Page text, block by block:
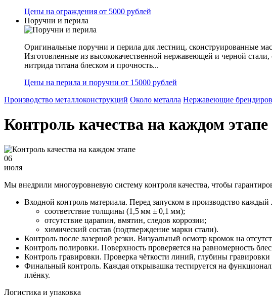
Цены на ограждения от 5000 рублей
Поручни и перила
Оригинальные поручни и перила для лестниц, сконструированные
Изготовленные из высококачественной нержавеющей и черной
нитрида титана блеском и прочность...
Цены на перила и поручни от 15000 рублей
Производство металлоконструкций Около металла Нержавеющие
Контроль качества на каждом этапе
06
июля
Мы внедрили многоуровневую систему контроля качества, чтобы
Входной контроль материала. Перед запуском в производство
соответствие толщины (1,5 мм ± 0,1 мм);
отсутствие царапин, вмятин, следов коррозии;
химический состав (подтверждение марки стали).
Контроль после лазерной резки. Визуальный осмотр кромок на
Контроль полировки. Поверхность проверяется на равномерность
Контроль гравировки. Проверка чёткости линий, глубины
Финальный контроль. Каждая открывашка тестируется на
плёнку.
Логистика и упаковка